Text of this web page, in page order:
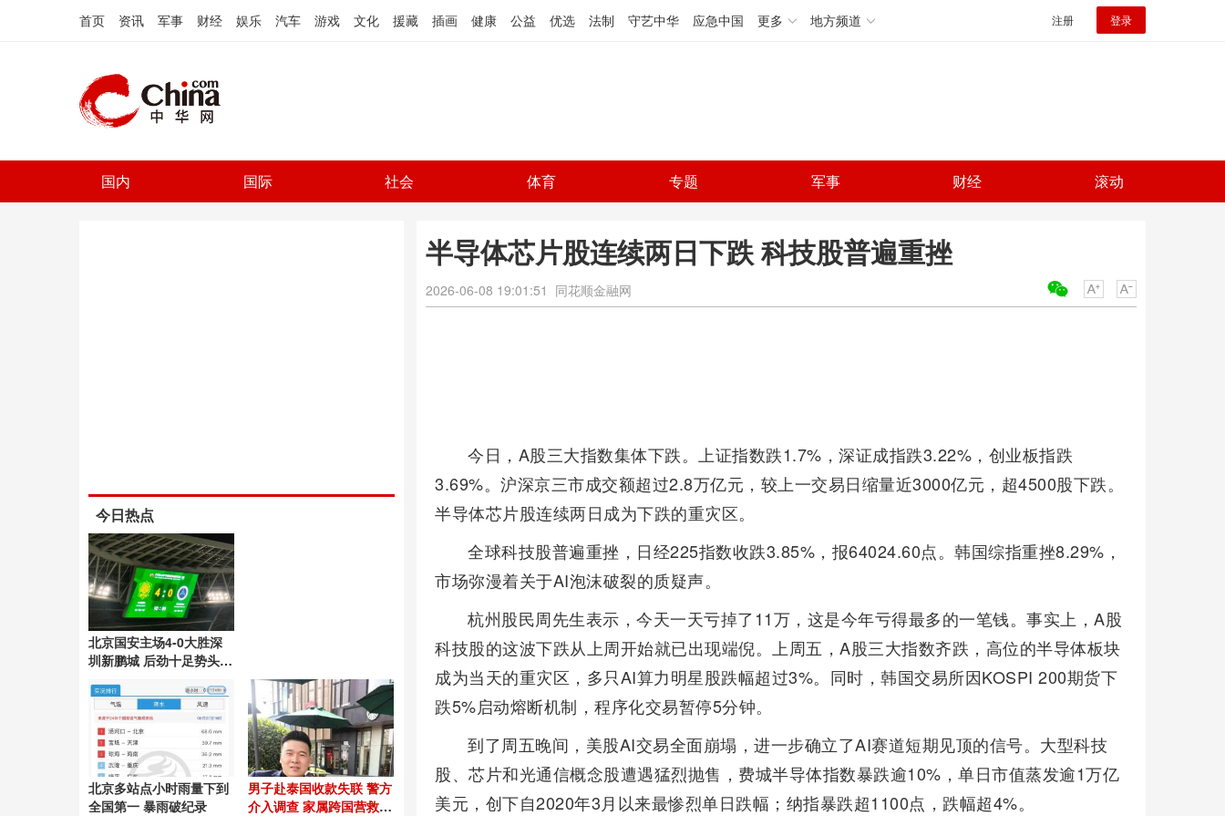
首页 资讯 军事 财经 娱乐 汽车 游戏 文化 援藏 插画 健康 公益 优选 法制 守艺中华 应急中国 更多 地方频道 注册 登录
国内 国际 社会 体育 专题 军事 财经 滚动
半导体芯片股连续两日下跌 科技股普遍重挫
2026-06-08 19:01:51 同花顺金融网
今日，A股三大指数集体下跌。上证指数跌1.7%，深证成指跌3.22%，创业板指跌
3.69%。沪深京三市成交额超过2.8万亿元，较上一交易日缩量近3000亿元，超4500股下跌。
半导体芯片股连续两日成为下跌的重灾区。
全球科技股普遍重挫，日经225指数收跌3.85%，报64024.60点。韩国综指重挫8.29%，
市场弥漫着关于AI泡沫破裂的质疑声。
杭州股民周先生表示，今天一天亏掉了11万，这是今年亏得最多的一笔钱。事实上，A股
科技股的这波下跌从上周开始就已出现端倪。上周五，A股三大指数齐跌，高位的半导体板块
成为当天的重灾区，多只AI算力明星股跌幅超过3%。同时，韩国交易所因KOSPI 200期货下
跌5%启动熔断机制，程序化交易暂停5分钟。
到了周五晚间，美股AI交易全面崩塌，进一步确立了AI赛道短期见顶的信号。大型科技
股、芯片和光通信概念股遭遇猛烈抛售，费城半导体指数暴跌逾10%，单日市值蒸发逾1万亿
美元，创下自2020年3月以来最惨烈单日跌幅；纳指暴跌超1100点，跌幅超4%。
今日热点
北京国安主场4-0大胜深
圳新鹏城 后劲十足势头良
北京多站点小时雨量下到
全国第一 暴雨破纪录
男子赴泰国收款失联 警方
介入调查 家属跨国营救54